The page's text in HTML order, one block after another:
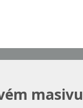
masivu